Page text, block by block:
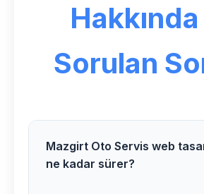
Hakkında
Sorulan
Mazgirt Oto Servis web
ne kadar sürer?